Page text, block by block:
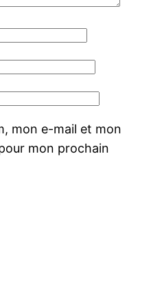
mon e-mail et mon
mon prochain